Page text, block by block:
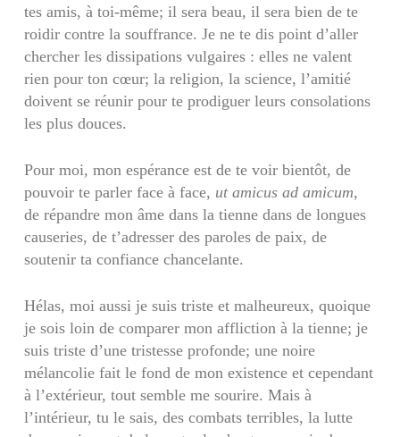
tes amis, à toi-même; il sera beau, il sera bien de te
roidir contre la souffrance. Je ne te dis point d’aller
chercher les dissipations vulgaires : elles ne valent
rien pour ton cœur; la religion, la science, l’amitié
doivent se réunir pour te prodiguer leurs consolations
les plus douces.
Pour moi, mon espérance est de te voir bientôt, de
pouvoir te parler face à face, ut amicus ad amicum,
de répandre mon âme dans la tienne dans de longues
causeries, de t’adresser des paroles de paix, de
soutenir ta confiance chancelante.
Hélas, moi aussi je suis triste et malheureux, quoique
je sois loin de comparer mon affliction à la tienne; je
suis triste d’une tristesse profonde; une noire
mélancolie fait le fond de mon existence et cependant
à l’extérieur, tout semble me sourire. Mais à
l’intérieur, tu le sais, des combats terribles, la lutte